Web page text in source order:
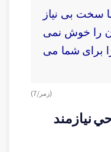
سخت بى ‏نياز
را خوش نمى
براى شما مى
(زمر/ 7)
نيازمند